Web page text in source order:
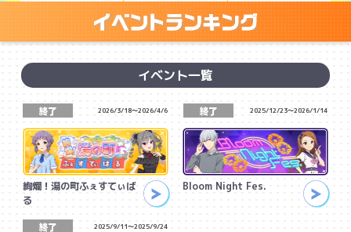
イベント一覧
2026/3/18～2026/4/6
絢爛！湯の町ふぇすてぃば
る
2025/12/23～2026/1/14
Bloom Night Fes.
2025/9/11～2025/9/24